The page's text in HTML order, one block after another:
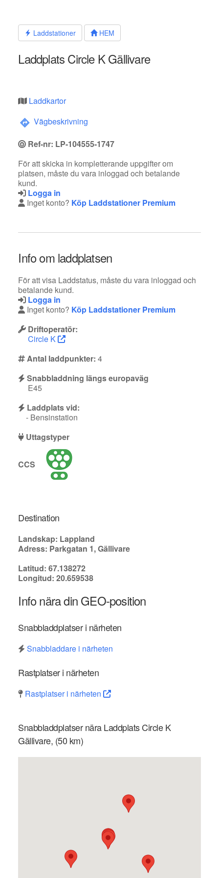
innehållet Laddstationer HEM
Laddplats Circle K Gällivare
Laddkartor
Vägbeskrivning
Ref-nr: LP-104555-1747
För att skicka in kompletterande uppgifter om
platsen, måste du vara inloggad och betalande
kund.
Logga in
Inget konto? Köp Laddstationer Premium
Info om laddplatsen
För att visa Laddstatus, måste du vara inloggad och
betalande kund.
Logga in
Inget konto? Köp Laddstationer Premium
Driftoperatör:
Circle K
Antal laddpunkter: 4
Snabbladdning längs europaväg
E45
Laddplats vid:
- Bensinstation
Uttagstyper
CCS
Destination
Landskap: Lappland
Adress: Parkgatan 1, Gällivare
Latitud: 67.138272
Longitud: 20.659538
Info nära din GEO-position
Snabbladdplatser i närheten
Snabbladdare i närheten
Rastplatser i närheten
Rastplatser i närheten
Snabbladdplatser nära Laddplats Circle K
Gällivare, (50 km)